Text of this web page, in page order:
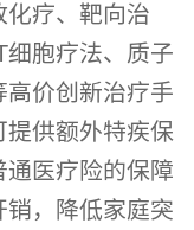
化疗、靶向治
细胞疗法、质子
价创新治疗手
供额外特疾保
通医疗险的保障
，降低家庭突